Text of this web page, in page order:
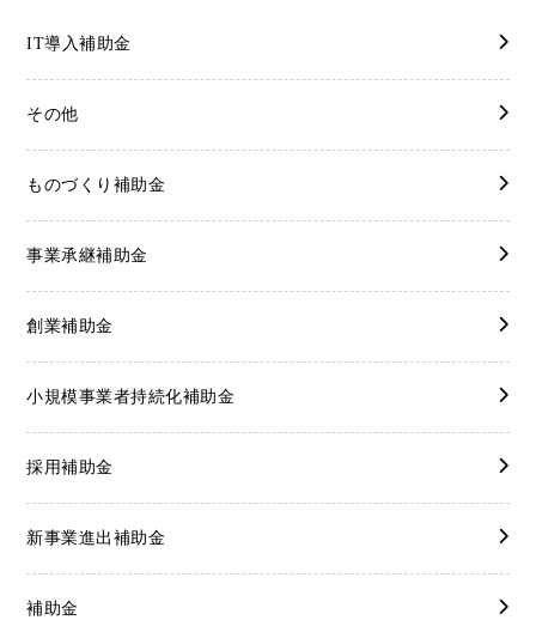
IT導入補助金
その他
ものづくり補助金
事業承継補助金
創業補助金
小規模事業者持続化補助金
採用補助金
新事業進出補助金
補助金